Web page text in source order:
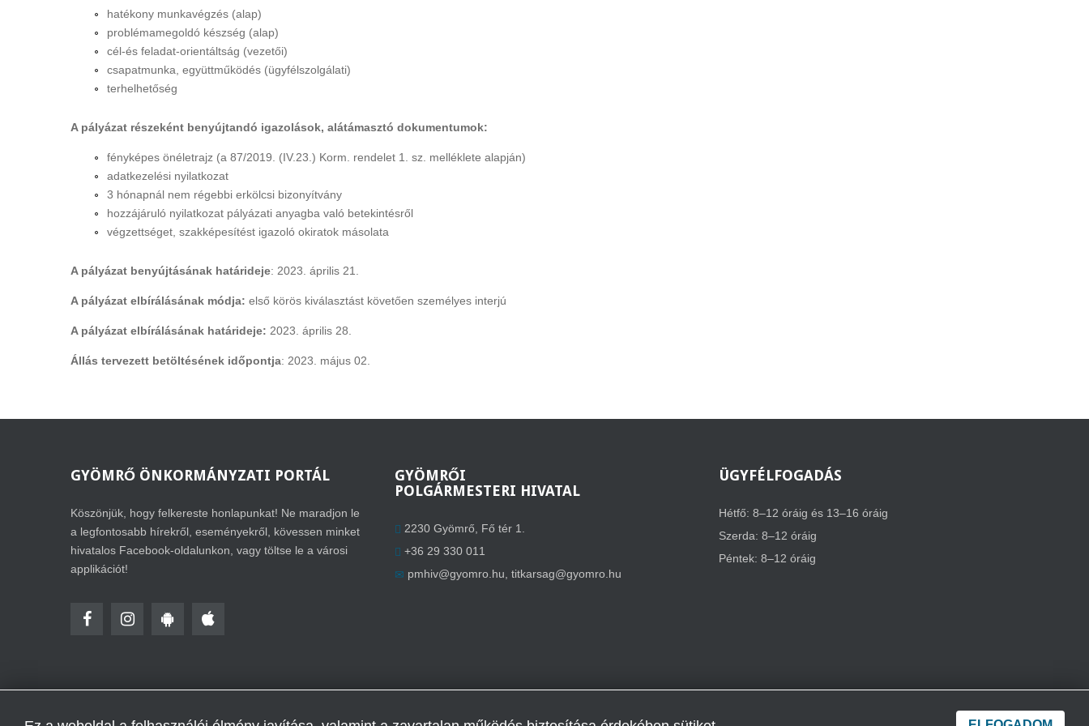
hatékony munkavégzés (alap)
problémamegoldó készség (alap)
cél-és feladat-orientáltság (vezetői)
csapatmunka, együttműködés (ügyfélszolgálati)
terhelhetőség
A pályázat részeként benyújtandó igazolások, alátámasztó dokumentumok:
fényképes önéletrajz (a 87/2019. (IV.23.) Korm. rendelet 1. sz. melléklete alapján)
adatkezelési nyilatkozat
3 hónapnál nem régebbi erkölcsi bizonyítvány
hozzájáruló nyilatkozat pályázati anyagba való betekintésről
végzettséget, szakképesítést igazoló okiratok másolata
A pályázat benyújtásának határideje: 2023. április 21.
A pályázat elbírálásának módja: első körös kiválasztást követően személyes interjú
A pályázat elbírálásának határideje: 2023. április 28.
Állás tervezett betöltésének időpontja: 2023. május 02.
GYÖMRŐ ÖNKORMÁNYZATI PORTÁL
Köszönjük, hogy felkereste honlapunkat! Ne maradjon le
a legfontosabb hírekről, eseményekről, kövessen minket
hivatalos Facebook-oldalunkon, vagy töltse le a városi
applikációt!
GYÖMRŐI
POLGÁRMESTERI HIVATAL
2230 Gyömrő, Fő tér 1.
+36 29 330 011
pmhiv@gyomro.hu titkarsag@gyomro.hu
ÜGYFÉLFOGADÁS
Hétfő: 8–12 óráig és 13–16 óráig
Szerda: 8–12 óráig
Péntek: 8–12 óráig